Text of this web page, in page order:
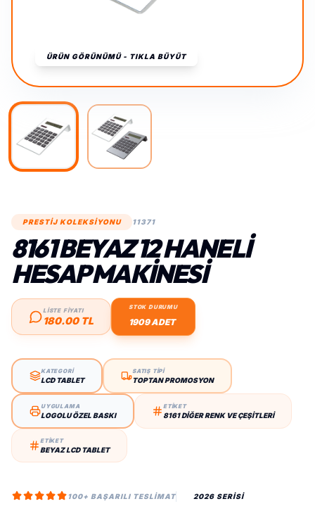
ÜRÜN GÖRÜNÜMÜ - TIKLA BÜYÜT
PRESTİJ KOLEKSİYONU 11371
8161 BEYAZ 12 HANELI
HESAP MAKINESI
LİSTE FİYATI
180.00 TL
STOK DURUMU
1909 ADET
KATEGORİ
LCD TABLET
SATIŞ TİPİ
TOPTAN PROMOSYON
UYGULAMA
LOGOLU ÖZEL BASKI
ETİKET
8161 DIĞER RENK VE ÇEŞITLERI
ETİKET
BEYAZ LCD TABLET
100+ BAŞARILI TESLIMAT 2026 SERİSİ